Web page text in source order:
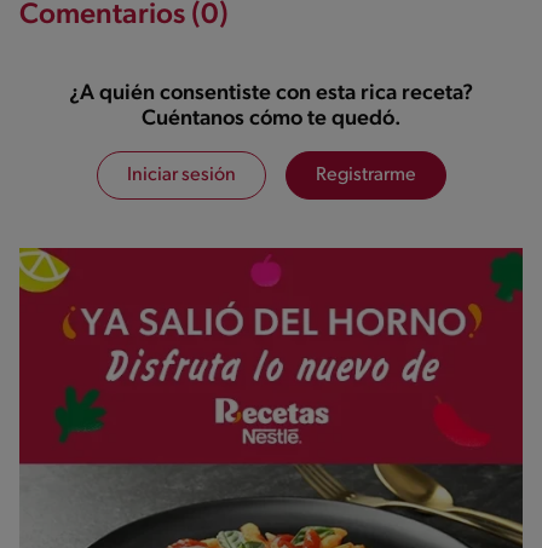
Comentarios (0)
¿A quién consentiste con esta rica receta?
Cuéntanos cómo te quedó.
Iniciar sesión Registrarme